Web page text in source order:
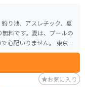
り池、アスレチック、夏
料です。夏は、プールの
心配いりません。 東京ド
菜直売所や、温泉、宿泊施
川もあり、蝶々が沢山い
お気に入り